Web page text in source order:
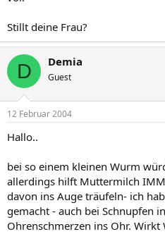
Stillt deine Frau?
D Demia
Guest
12 Februar 2004
Hallo..
bei so einem kleinen Wurm
allerdings hilft Muttermilch
davon ins Auge träufeln- ich
gemacht - auch bei Schnupfen
Ohrenschmerzen ins Ohr. Wirkt